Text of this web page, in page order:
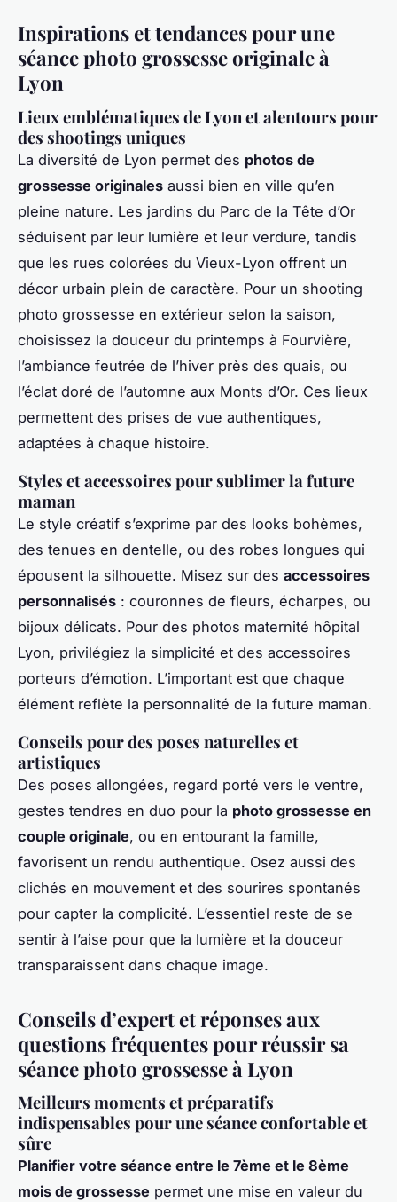
Inspirations et tendances pour une
séance photo grossesse originale à
Lyon
Lieux emblématiques de Lyon et alentours pour
des shootings uniques
La diversité de Lyon permet des photos de
grossesse originales aussi bien en ville qu’en
pleine nature. Les jardins du Parc de la Tête d’Or
séduisent par leur lumière et leur verdure, tandis
que les rues colorées du Vieux-Lyon offrent un
décor urbain plein de caractère. Pour un shooting
photo grossesse en extérieur selon la saison,
choisissez la douceur du printemps à Fourvière,
l’ambiance feutrée de l’hiver près des quais, ou
l’éclat doré de l’automne aux Monts d’Or. Ces lieux
permettent des prises de vue authentiques,
adaptées à chaque histoire.
Styles et accessoires pour sublimer la future
maman
Le style créatif s’exprime par des looks bohèmes,
des tenues en dentelle, ou des robes longues qui
épousent la silhouette. Misez sur des accessoires
personnalisés : couronnes de fleurs, écharpes, ou
bijoux délicats. Pour des photos maternité hôpital
Lyon, privilégiez la simplicité et des accessoires
porteurs d’émotion. L’important est que chaque
élément reflète la personnalité de la future maman.
Conseils pour des poses naturelles et
artistiques
Des poses allongées, regard porté vers le ventre,
gestes tendres en duo pour la photo grossesse en
couple originale, ou en entourant la famille,
favorisent un rendu authentique. Osez aussi des
clichés en mouvement et des sourires spontanés
pour capter la complicité. L’essentiel reste de se
sentir à l’aise pour que la lumière et la douceur
transparaissent dans chaque image.
Conseils d’expert et réponses aux
questions fréquentes pour réussir sa
séance photo grossesse à Lyon
Meilleurs moments et préparatifs
indispensables pour une séance confortable et
sûre
Planifier votre séance entre le 7ème et le 8ème
mois de grossesse permet une mise en valeur du